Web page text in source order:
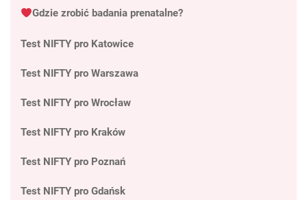
Gdzie zrobić badania prenatalne?
Test NIFTY pro Katowice
Test NIFTY pro Warszawa
Test NIFTY pro Wrocław
Test NIFTY pro Kraków
Test NIFTY pro Poznań
Test NIFTY pro Gdańsk